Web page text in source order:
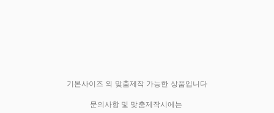
기본사이즈 외 맞춤제작 가능한 상품입니다
문의사항 및 맞춤제작시에는